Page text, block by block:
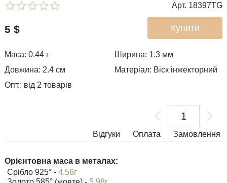
Арт. 18397TG
Купити
5 $
Маса: 0.44 г Ширина: 1.3 мм
Довжина: 2.4 см
Матеріал: Віск інжекторний
Опт.: від 2 товарів
Відгуки Замовлення
Оплата
Орієнтовна маса в металах:
Срібло 925° - 4.56г